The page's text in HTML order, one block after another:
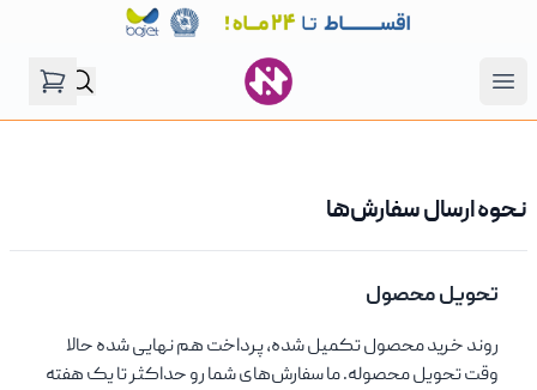
Open menu فروشگاه نگین موتور
نحوه ارسال سفارش‌ها
تحویل محصول
روند خرید محصول تکمیل شده، پرداخت هم نهایی شده حالا
وقت تحویل محصوله. ما سفارش‌های شما رو حداکثر تا یک هفته